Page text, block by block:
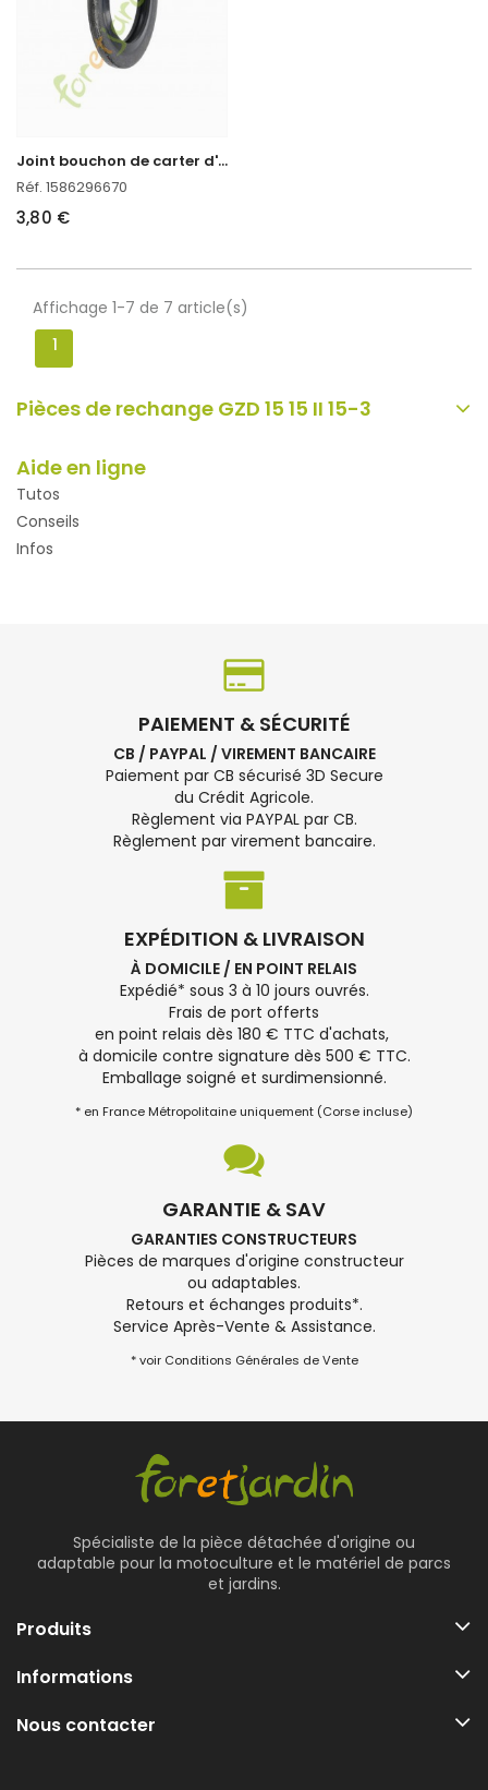
J
oint bouchon de carter d'huile kubota 1586296670
Réf. 1586296670
3,80 €
Affichage 1-7 de 7 article(s)
1
Pièces de rechange GZD 15 15 II 15-3
Aide en ligne
Tutos
Conseils
Infos
PAIEMENT & SÉCURITÉ
CB / PAYPAL / VIREMENT BANCAIRE
Paiement par CB sécurisé 3D Secure
du Crédit Agricole.
Règlement via PAYPAL par CB.
Règlement par virement bancaire.
EXPÉDITION & LIVRAISON
À DOMICILE / EN POINT RELAIS
Expédié* sous 3 à 10 jours ouvrés.
Frais de port offerts
en point relais dès 180 € TTC d'achats,
à domicile contre signature dès 500 € TTC.
Emballage soigné et surdimensionné.
* en France Métropolitaine uniquement (Corse incluse)
GARANTIE & SAV
GARANTIES CONSTRUCTEURS
Pièces de marques d'origine constructeur
ou adaptables.
Retours et échanges produits*.
Service Après-Vente & Assistance.
* voir Conditions Générales de Vente
Spécialiste de la pièce détachée d'origine ou
adaptable pour la motoculture et le matériel de parcs
et jardins.
Produits
Informations
Nous contacter